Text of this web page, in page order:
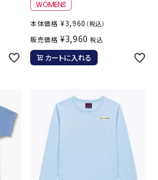
本体価格 ¥3,960 （税込）
販売価格 ¥3,960 税込
カートに入れる